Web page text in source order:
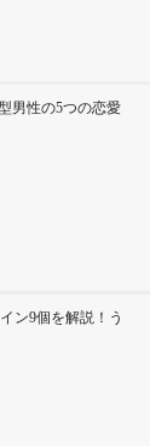
男性の5つの恋愛
ン9個を解説！う